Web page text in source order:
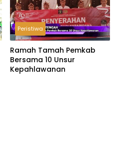
Peristiwa
Ramah Tamah Pemkab
Bersama 10 Unsur
Kepahlawanan